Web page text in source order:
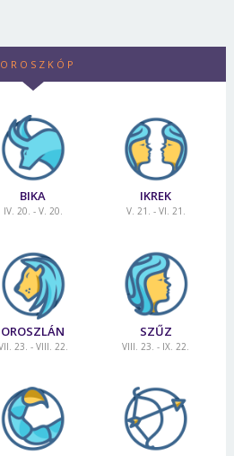
BIKA
IV. 20. - V. 20.
IKREK
V. 21. - VI. 21.
OROSZLÁN
23. - VIII. 22.
SZŰZ
VIII. 23. - IX. 22.